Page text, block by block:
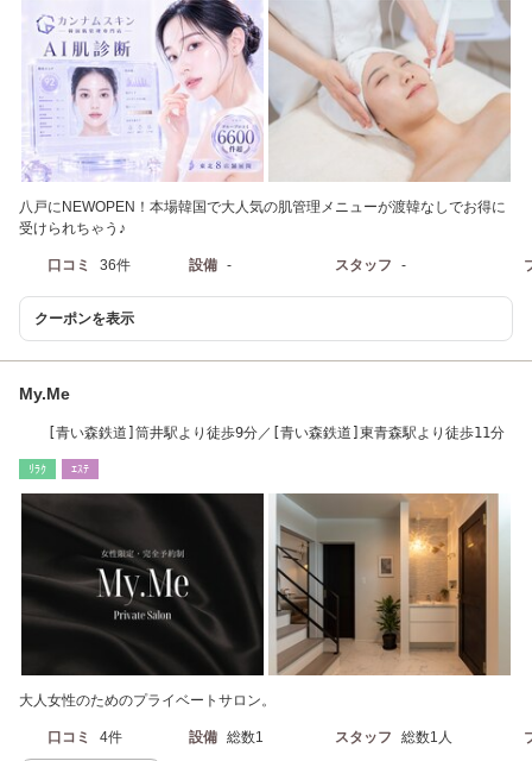
八戸にNEWOPEN！本場韓国で大人気の肌管理メニューが渡韓なしでお得に
受けられちゃう♪
口コミ 36件 設備 - スタッフ -
クーポンを表示
My.Me
[青い森鉄道]筒井駅より徒歩9分／[青い森鉄道]東青森駅より徒歩11分
ﾘﾗｸ ｴｽﾃ
大人女性のためのプライベートサロン。
口コミ 4件 設備 総数1 スタッフ 総数1人